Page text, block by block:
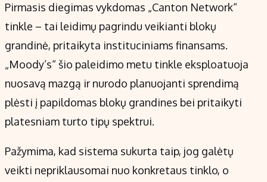
Pirmasis diegimas vykdomas „Canton Network“
tinkle – tai leidimų pagrindu veikianti blokų
grandinė, pritaikyta instituciniams finansams.
„Moody’s“ šio paleidimo metu tinkle eksploatuoja
nuosavą mazgą ir nurodo planuojanti sprendimą
plėsti į papildomas blokų grandines bei pritaikyti
platesniam turto tipų spektrui.
Pažymima, kad sistema sukurta taip, jog galėtų
veikti nepriklausomai nuo konkretaus tinklo, o